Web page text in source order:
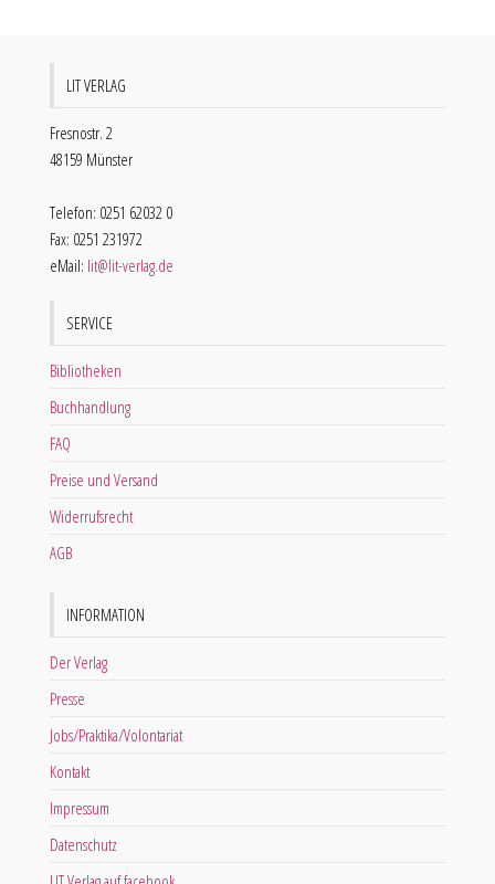
LIT VERLAG
Fresnostr. 2
48159 Münster
Telefon: 0251 62032 0
Fax: 0251 231972
eMail: lit@lit-verlag.de
SERVICE
Bibliotheken
Buchhandlung
FAQ
Preise und Versand
Widerrufsrecht
AGB
INFORMATION
Der Verlag
Presse
Jobs/Praktika/Volontariat
Kontakt
Impressum
Datenschutz